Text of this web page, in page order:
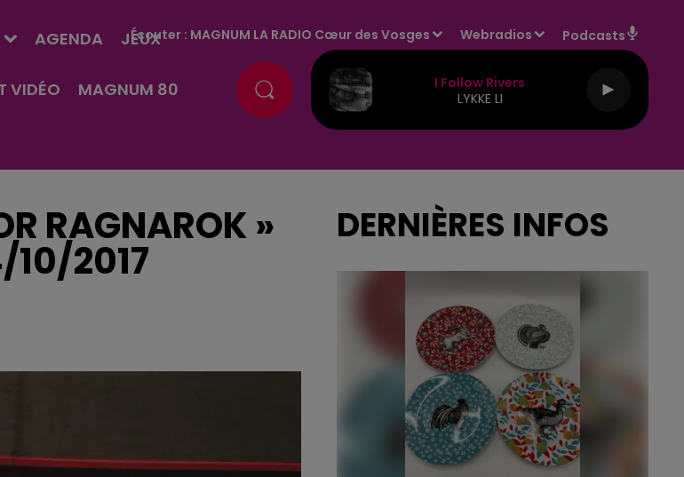
AGENDA JEUX
VIDÉO MAGNUM 80
Écouter : MAGNUM LA RADIO Cœur des Vosges Webradios Podcasts
I Follow Rivers
LYKKE LI
RAGNAROK »
10/2017
DERNIÈRES INFOS